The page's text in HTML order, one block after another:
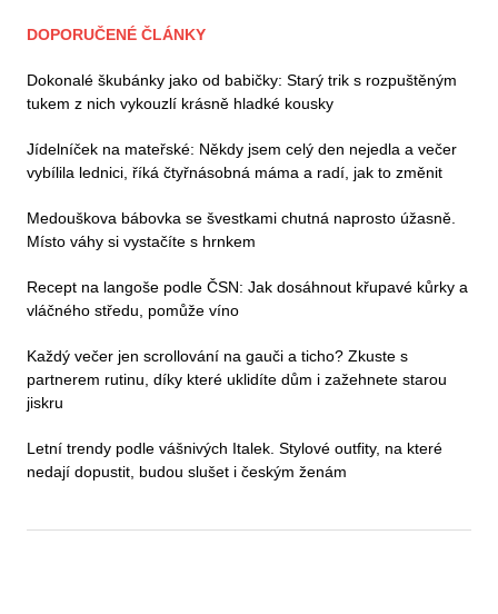
DOPORUČENÉ ČLÁNKY
Dokonalé škubánky jako od babičky: Starý trik s rozpuštěným
tukem z nich vykouzlí krásně hladké kousky
Jídelníček na mateřské: Někdy jsem celý den nejedla a večer
vybílila lednici, říká čtyřnásobná máma a radí, jak to změnit
Medouškova bábovka se švestkami chutná naprosto úžasně.
Místo váhy si vystačíte s hrnkem
Recept na langoše podle ČSN: Jak dosáhnout křupavé kůrky a
vláčného středu, pomůže víno
Každý večer jen scrollování na gauči a ticho? Zkuste s
partnerem rutinu, díky které uklidíte dům i zažehnete starou
jiskru
Letní trendy podle vášnivých Italek. Stylové outfity, na které
nedají dopustit, budou slušet i českým ženám